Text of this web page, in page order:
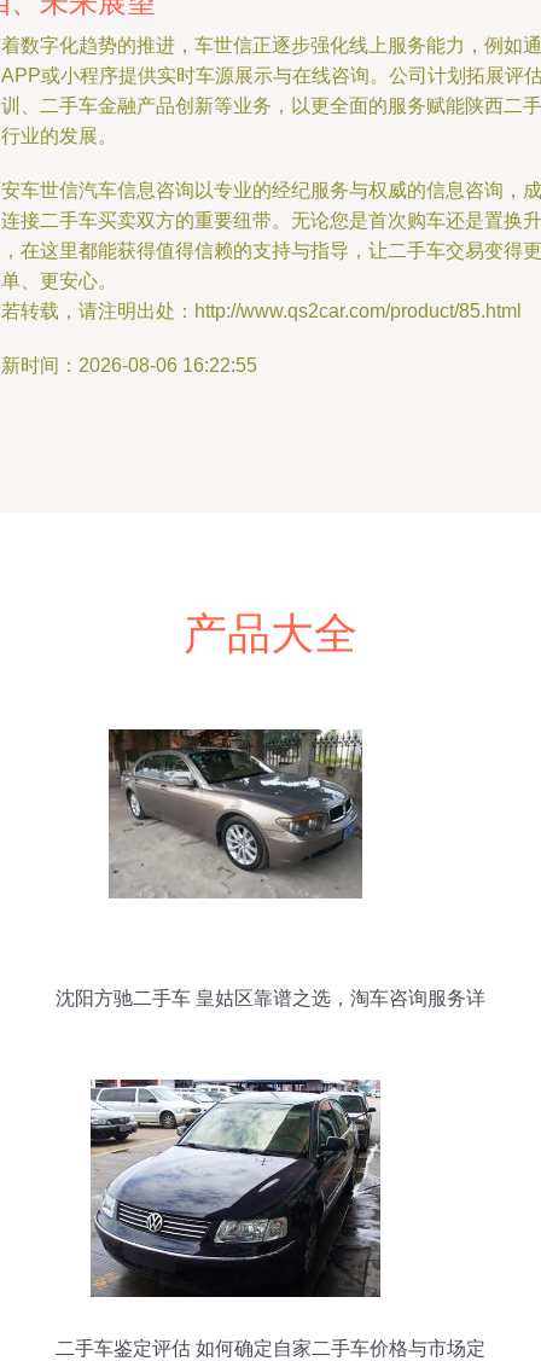
数字化趋势的推进，车世信正逐步强化线上服务能力，例如通
或小程序提供实时车源展示与在线咨询。公司计划拓展评
、二手车金融产品创新等业务，以更全面的服务赋能陕西二手
业的发展。
车世信汽车信息咨询以专业的经纪服务与权威的信息咨询，成
接二手车买卖双方的重要纽带。无论您是首次购车还是置换升
在这里都能获得值得信赖的支持与指导，让二手车交易变得更
、更安心。
转载，请注明出处：http://www.qs2car.com/product/85.html
时间：2026-08-06 16:22:55
产品大全
沈阳方驰二手车 皇姑区靠谱之选，淘车咨询服务详
二手车鉴定评估 如何确定自家二手车价格与市场定